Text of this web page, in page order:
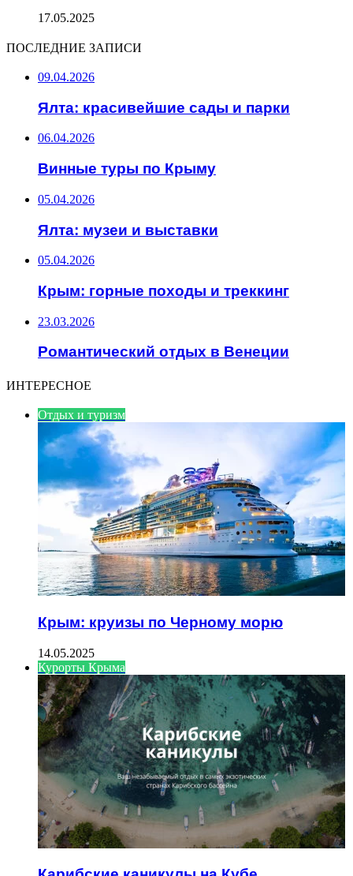
17.05.2025
ПОСЛЕДНИЕ ЗАПИСИ
09.04.2026
Ялта: красивейшие сады и парки
06.04.2026
Винные туры по Крыму
05.04.2026
Ялта: музеи и выставки
05.04.2026
Крым: горные походы и треккинг
23.03.2026
Романтический отдых в Венеции
ИНТЕРЕСНОЕ
Отдых и туризм
Крым: круизы по Черному морю
14.05.2025
Курорты Крыма